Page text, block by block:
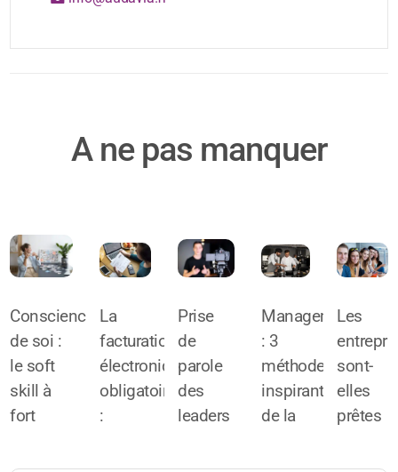
A ne pas manquer
Conscience
de soi :
le soft
skill à
fort
de
La
facturation
électronique
obligatoire
:
du
Prise
de
parole
des
leaders
caméra
Management
: 3
méthodes
inspirantes
de la
gastronomie
Les
sont-
elles
prêtes
intégrer